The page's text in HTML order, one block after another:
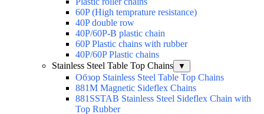
60P (High temprature resistance)
40P double row
40P/60P-B plastic chain
60P Plastic chains with rubber
40P/60P Plastic chains
Stainless Steel Table Top Chains
▼
Обзор Stainless Steel Table Top Chains
881M Magnetic Sideflex Chains
881SSTAB Stainless Steel Sideflex Chain with
Top Rubber